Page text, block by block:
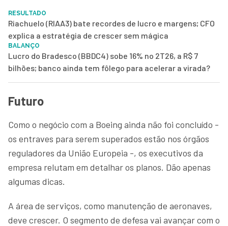
RESULTADO
Riachuelo (RIAA3) bate recordes de lucro e margens; CFO
explica a estratégia de crescer sem mágica
BALANÇO
Lucro do Bradesco (BBDC4) sobe 16% no 2T26, a R$ 7
bilhões; banco ainda tem fôlego para acelerar a virada?
Futuro
Como o negócio com a Boeing ainda não foi concluído -
os entraves para serem superados estão nos órgãos
reguladores da União Europeia -, os executivos da
empresa relutam em detalhar os planos. Dão apenas
algumas dicas.
A área de serviços, como manutenção de aeronaves,
deve crescer. O segmento de defesa vai avançar com o